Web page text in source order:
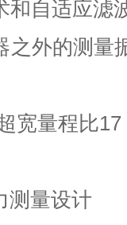
和自适应滤
之外的测量
宽量程比17
测量设计